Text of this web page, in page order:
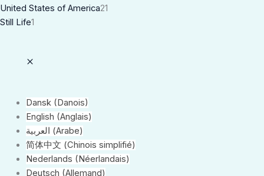
United States of America21
Still Life1
Dansk(Danois)
English (Anglais)
العربية (Arabe)
简体中文 (Chinois simplifié)
Nederlands (Néerlandais)
Deutsch (Allemand)